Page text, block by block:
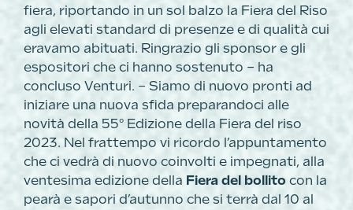
fiera, riportando in un sol balzo la Fiera del Riso
agli elevati standard di presenze e di qualità cui
eravamo abituati. Ringrazio gli sponsor e gli
espositori che ci hanno sostenuto – ha
concluso Venturi. – Siamo di nuovo pronti ad
iniziare una nuova sfida preparandoci alle
novità della 55° Edizione della Fiera del riso
2023. Nel frattempo vi ricordo l’appuntamento
che ci vedrà di nuovo coinvolti e impegnati, alla
ventesima edizione della Fiera del bollito con la
pearà e sapori d’autunno che si terrà dal 10 al